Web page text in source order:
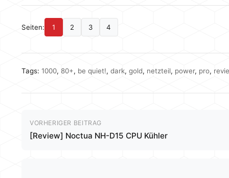
Seiten: 1 2 3 4
Tags: 1000, 80+, be quiet!, dark, gold, netzteil, power, pro,
VORHERIGER BEITRAG
[Review] Noctua NH-D15 CPU Kühler